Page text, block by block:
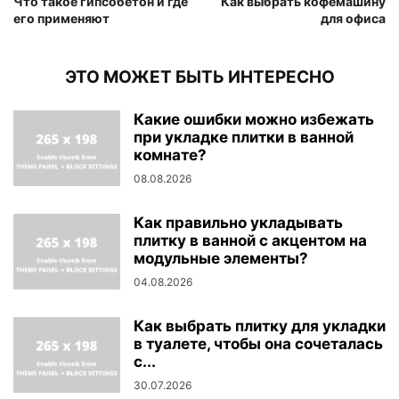
его применяют
для офиса
ЭТО МОЖЕТ БЫТЬ ИНТЕРЕСНО
Какие ошибки можно избежать
при укладке плитки в ванной
комнате?
08.08.2026
Как правильно укладывать
плитку в ванной с акцентом на
модульные элементы?
04.08.2026
Как выбрать плитку для укладки
в туалете, чтобы она сочеталась
с...
30.07.2026